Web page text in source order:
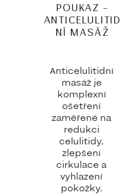
POUKAZ –
ANTICELULITID
NÍ MASÁŽ
Anticelulitidní
masáž je
komplexní
ošetření
zaměřené na
redukci
celulitidy,
zlepšení
cirkulace a
vyhlazení
pokožky.